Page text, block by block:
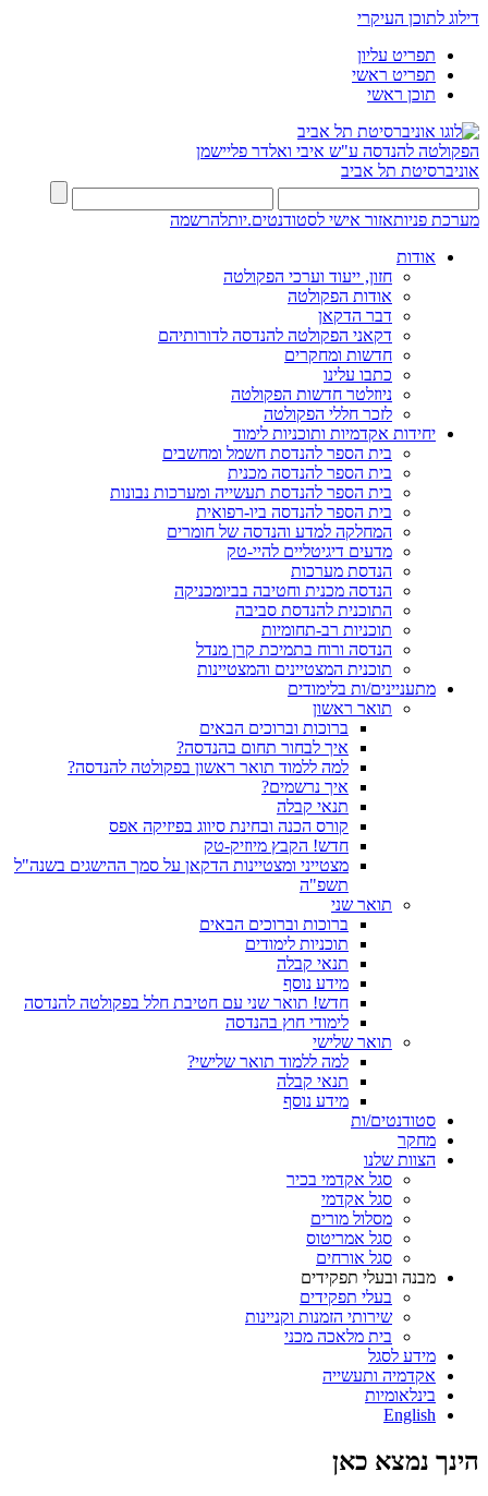
דילוג לתוכן העיקרי
תפריט עליון
תפריט ראשי
תוכן ראשי
הפקולטה להנדסה ע"ש איבי ואלדר פליישמן
אוניברסיטת תל אביב
מערכת פניותאזור אישי לסטודנטים.יותלהרשמה
אודות
חזון, ייעוד וערכי הפקולטה
אודות הפקולטה
דבר הדקאן
דקאני הפקולטה להנדסה לדורותיהם
חדשות ומחקרים
כתבו עלינו
ניוזלטר חדשות הפקולטה
לזכר חללי הפקולטה
יחידות אקדמיות ותוכניות לימוד
בית הספר להנדסת חשמל ומחשבים
בית הספר להנדסה מכנית
בית הספר להנדסת תעשייה ומערכות נבונות
בית הספר להנדסה ביו-רפואית
המחלקה למדע והנדסה של חומרים
מדעים דיגיטליים להיי-טק
הנדסת מערכות
הנדסה מכנית וחטיבה בביומכניקה
התוכנית להנדסת סביבה
תוכניות רב-תחומיות
הנדסה ורוח בתמיכת קרן מנדל
תוכנית המצטיינים והמצטיינות
מתעניינים/ות בלימודים
תואר ראשון
ברוכות וברוכים הבאים
איך לבחור תחום בהנדסה?
למה ללמוד תואר ראשון בפקולטה להנדסה?
איך נרשמים?
תנאי קבלה
קורס הכנה ובחינת סיווג בפיזיקה אפס
חדש! הקבץ מיוזיק-טק
מצטייני ומצטיינות הדקאן על סמך ההישגים בשנה"ל
תשפ"ה
תואר שני
ברוכות וברוכים הבאים
תוכניות לימודים
תנאי קבלה
מידע נוסף
חדש! תואר שני עם חטיבת חלל בפקולטה להנדסה
לימודי חוץ בהנדסה
תואר שלישי
למה ללמוד תואר שלישי?
תנאי קבלה
מידע נוסף
סטודנטים/ות
מחקר
הצוות שלנו
סגל אקדמי בכיר
סגל אקדמי
מסלול מורים
סגל אמריטוס
סגל אורחים
מבנה ובעלי תפקידים
בעלי תפקידים
שירותי הזמנות וקניינות
בית מלאכה מכני
מידע לסגל
אקדמיה ותעשייה
בינלאומיות
English
הינך נמצא כאן